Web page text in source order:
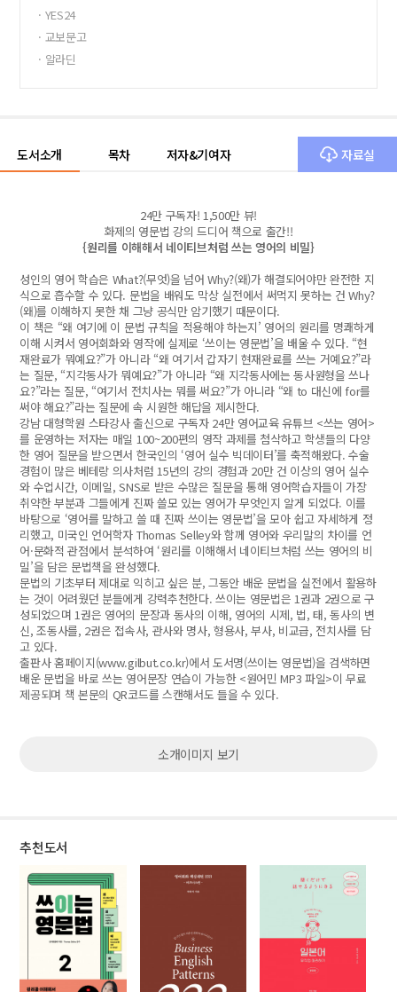
· YES24
· 교보문고
· 알라딘
도서소개 목차 저자&기여자 자료실
24만 구독자! 1,500만 뷰!
화제의 영문법 강의 드디어 책으로 출간!!
{원리를 이해해서 네이티브처럼 쓰는 영어의 비밀}
성인의 영어 학습은 What?(무엇)을 넘어 Why?(왜)가 해결되어야만 완전한 지
식으로 흡수할 수 있다. 문법을 배워도 막상 실전에서 써먹지 못하는 건 Why?
(왜)를 이해하지 못한 채 그냥 공식만 암기했기 때문이다.
이 책은 “왜 여기에 이 문법 규칙을 적용해야 하는지’ 영어의 원리를 명쾌하게
이해 시켜서 영어회화와 영작에 실제로 ‘쓰이는 영문법’을 배울 수 있다. “현
재완료가 뭐예요?”가 아니라 “왜 여기서 갑자기 현재완료를 쓰는 거예요?”라
는 질문, “지각동사가 뭐예요?”가 아니라 “왜 지각동사에는 동사원형을 쓰나
요?”라는 질문, “여기서 전치사는 뭐를 써요?”가 아니라 “왜 to 대신에 for를
써야 해요?”라는 질문에 속 시원한 해답을 제시한다.
강남 대형학원 스타강사 출신으로 구독자 24만 영어교육 유튜브 <쓰는 영어>
를 운영하는 저자는 매일 100~200편의 영작 과제를 첨삭하고 학생들의 다양
한 영어 질문을 받으면서 한국인의 ‘영어 실수 빅데이터’를 축적해왔다. 수술
경험이 많은 베테랑 의사처럼 15년의 강의 경험과 20만 건 이상의 영어 실수
와 수업시간, 이메일, SNS로 받은 수많은 질문을 통해 영어학습자들이 가장
취약한 부분과 그들에게 진짜 쓸모 있는 영어가 무엇인지 알게 되었다. 이를
바탕으로 ‘영어를 말하고 쓸 때 진짜 쓰이는 영문법’을 모아 쉽고 자세하게 정
리했고, 미국인 언어학자 Thomas Selley와 함께 영어와 우리말의 차이를 언
어·문화적 관점에서 분석하여 ‘원리를 이해해서 네이티브처럼 쓰는 영어의 비
밀’을 담은 문법책을 완성했다.
문법의 기초부터 제대로 익히고 싶은 분, 그동안 배운 문법을 실전에서 활용하
는 것이 어려웠던 분들에게 강력추천한다. 쓰이는 영문법은 1권과 2권으로 구
성되었으며 1권은 영어의 문장과 동사의 이해, 영어의 시제, 법, 태, 동사의 변
신, 조동사를, 2권은 접속사, 관사와 명사, 형용사, 부사, 비교급, 전치사를 담
고 있다.
출판사 홈페이지(www.gilbut.co.kr)에서 도서명(쓰이는 영문법)을 검색하면
배운 문법을 바로 쓰는 영어문장 연습이 가능한 <원어민 MP3 파일>이 무료
제공되며 책 본문의 QR코드를 스캔해서도 들을 수 있다.
소개이미지 보기
추천도서